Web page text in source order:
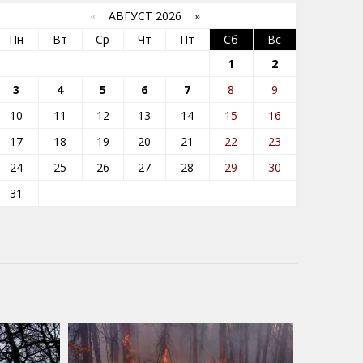
« АВГУСТ 2026 »
Пн
Вт Ср Чт Пт Сб
Вс
1
2
3
4 5 6 7 8
9
10
11 12 13 14 15
16
17
18 19 20 21 22
23
24
25 26 27 28 29
30
31